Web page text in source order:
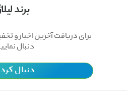
برند لیلاژ
برای دریافت آخرین اخبار و
دنبال نمایید.
دنبال کردن